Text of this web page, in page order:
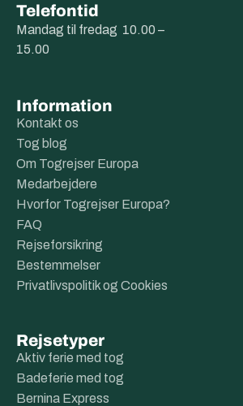
Telefontid
Mandag til fredag 10.00 –
15.00
Information
Kontakt os
Tog blog
Om Togrejser Europa
Medarbejdere
Hvorfor Togrejser Europa?
FAQ
Rejseforsikring
Bestemmelser
Privatlivspolitik og Cookies
Rejsetyper
Aktiv ferie med tog
Badeferie med tog
Bernina Express